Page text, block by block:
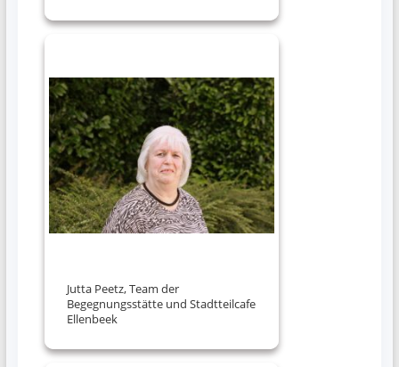
Jutta Peetz, Team der
Begegnungsstätte und Stadtteilcafe
Ellenbeek